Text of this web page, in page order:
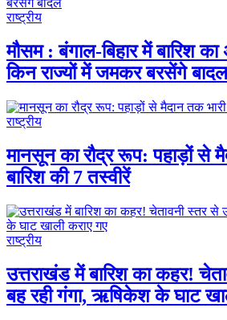
राष्ट्रीय
मौसम : बंगाल-बिहार में बारिश
किन राज्यों में जमकर बरसेंगे बादल
राष्ट्रीय
मानसून का रौद्र रूप: पहाड़ों से
बारिश की 7 तस्वीरें
राष्ट्रीय
उत्तराखंड में बारिश का कहर!
बह रही गंगा, ऋषिकेश के घाट